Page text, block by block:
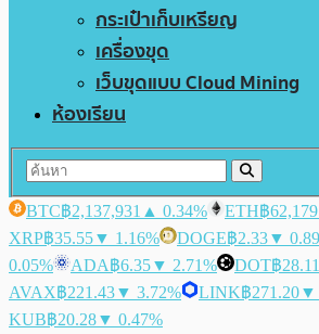
กระเป๋าเก็บเหรียญ
เครื่องขุด
เว็บขุดแบบ Cloud Mining
ห้องเรียน
BTC฿2,137,931 ▲ 0.34% ETH฿
XRP฿35.55▼ 1.16% DOGE฿2.33▼
0.05%
ADA฿6.35▼ 2.71% DOT฿28.11
AVAX฿221.43▼ 3.72% LINK฿271.20▼
KUB฿20.28▼ 0.47%